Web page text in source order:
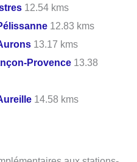
12.54 kms
12.83 kms
13.17 kms
Provence 13.38
14.58 kms